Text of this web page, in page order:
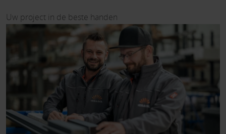
Uw project in de beste handen